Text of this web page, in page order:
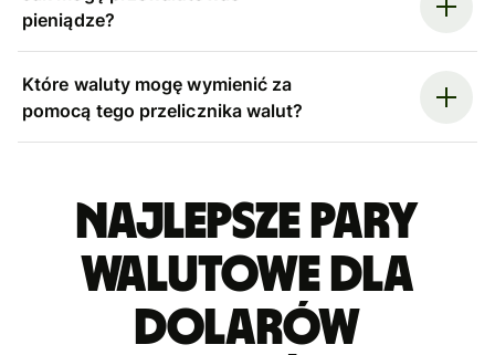
pieniądze?
Które waluty mogę wymienić za
pomocą tego przelicznika walut?
Najlepsze pary
walutowe dla
dolarów